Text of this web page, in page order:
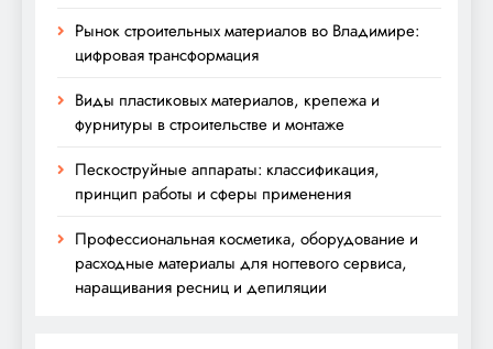
Рынок строительных материалов во Владимире:
цифровая трансформация
Виды пластиковых материалов, крепежа и
фурнитуры в строительстве и монтаже
Пескоструйные аппараты: классификация,
принцип работы и сферы применения
Профессиональная косметика, оборудование и
расходные материалы для ногтевого сервиса,
наращивания ресниц и депиляции